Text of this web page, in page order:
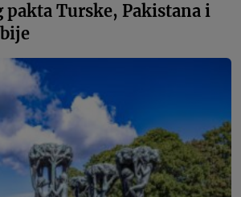
pakta Turske, Pakistana i